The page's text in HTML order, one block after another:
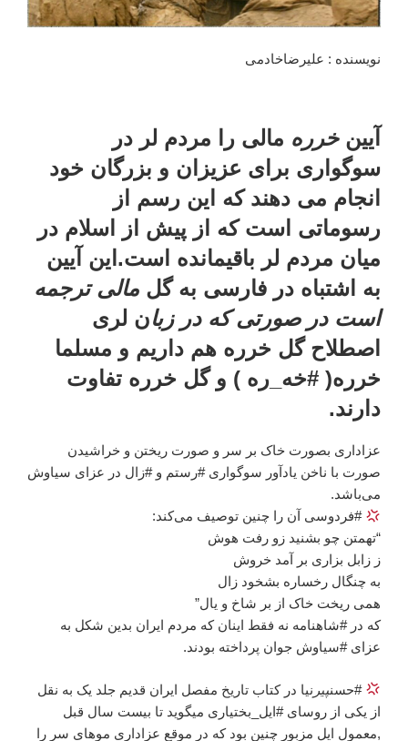
نویسنده : علیرضاخادمی
آیینخرره مالی را مردم لر در
سوگواری برای عزیزان و بزرگان خود
انجام می دهند که این رسم از
رسوماتی است که از پیش از اسلام در
میان مردم لر باقیمانده است.این آیین
به اشتباه در فارسی به گل مالی ترجمه
است در صورتی که در زبان لری
اصطلاح گل خرره هم داریم و مسلما
خرره( #خه_ره ) و گل خرره تفاوت
دارند.
عزاداری بصورت خاک بر سر و صورت ریختن و خراشیدن
صورت با ناخن یادآور سوگواری #رستم و #زال در عزای سیاوش
می‌باشد.
#فردوسی آن را چنین توصیف می‌کند:
“تهمتن چو بشنید زو رفت هوش
ز زابل بزاری بر آمد خروش
به چنگال رخساره بشخود زال
همی ریخت خاک از بر شاخ و یال”
که در #شاهنامه نه فقط اینان که مردم ایران بدین شکل به
عزای #سیاوش جوان پرداخته بودند.
#حسنپیر نیا در کتاب تاریخ مفصل ایران قدیم جلد یک به نقل
از یکی از روسای #ایل_بختیاری میگوید تا بیست سال قبل
,معمول ایل مزبور چنین بود که در موقع عزاداری موهای سر را